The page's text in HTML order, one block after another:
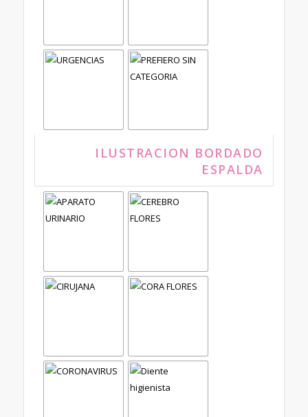
ILUSTRACION BORDADO
ESPALDA